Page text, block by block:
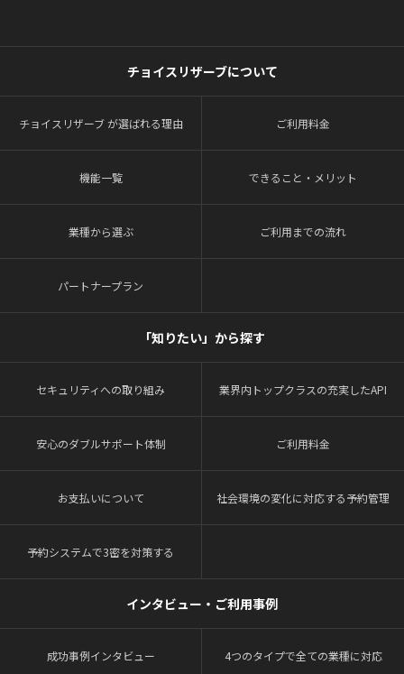
チョイスリザーブについて
チョイスリザーブ が選ばれる理由 ご利用料金
機能一覧 できること・メリット
業種から選ぶ ご利用までの流れ
パートナープラン
「知りたい」から探す
セキュリティへの取り組み 業界内トップクラスの充実したAPI
安心のダブルサポート体制 ご利用料金
お支払いについて 社会環境の変化に対応する予約管理
予約システムで3密を対策する
インタビュー・ご利用事例
成功事例インタビュー 4つのタイプで全ての業種に対応